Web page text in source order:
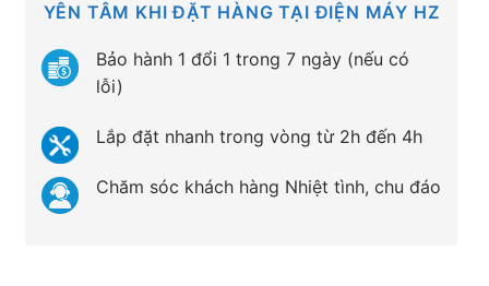
YÊN TÂM KHI ĐẶT HÀNG TẠI ĐIỆN MÁY HZ
Bảo hành 1 đổi 1 trong 7 ngày (nếu có
lỗi)
Lắp đặt nhanh trong vòng từ 2h đến 4h
Chăm sóc khách hàng Nhiệt tình, chu đáo